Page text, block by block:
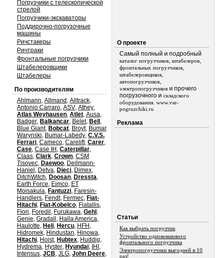
Погрузчики с телескопической
стрелой
Погрузчики-экскаваторы
Поддирочно-погрузочные
машины
Ричстакеры
Ричтраки
Фронтальные погрузчики
Штабелеровщики
Штабелеры
По производителям
Ahlmann, Allmand , Alltrack,
Antonio Carraro, ASV, Athey,
Atlas Weyhausen, Atlet, Ausa,
Badger, Balkancar, Belet, Bell ,
Blue Giant, Bobcat, Broyt, Bumar
Warynski, Bumar-Labedy, C.V.S.
Ferrari, Cameco, Carelift, Carer,
Case, Case IH , Caterpillar,
Claas, Clark, Crown, CSM
Tisovec, Daewoo, Deilmann-
Haniel , Detva, Dieci, Dimex,
DitchWitch, Doosan, Dressta,
Earth Force, Eimco, ET
Moisakula, Fantuzzi, Faresin-
Handlers, Fendt, Fermec, Fiat-
Hitachi, Fiat-Kobelco, Fiatallis,
Fiori, Foredil , Furukawa, Gehl ,
Genie, Gradall , Halla America,
Haulotte, Heli, Hercu, HFH ,
Hidromek, Hindustan, Hinowa,
Hitachi, Hoist, Hubtex, Huddig,
Hydrema, Hyster, Hyundai, IHI ,
Intensus, JCB, JLG, John Deere,
О проекте
Самый полный и подробный
каталог погрузчиков, штабелеров,
фронтальных погрузчиков,
штабелеровщиков,
автопогрузчиков,
электропогрузчиков и прочего
погрузочного и складского
оборудования. www.vse-
pogruzchiki.ru
Реклама
Статьи
Как выбрать погрузчик
Устройство одноковшового
фронтального погрузчика
Электропогрузчики выгодней в 10
раз!